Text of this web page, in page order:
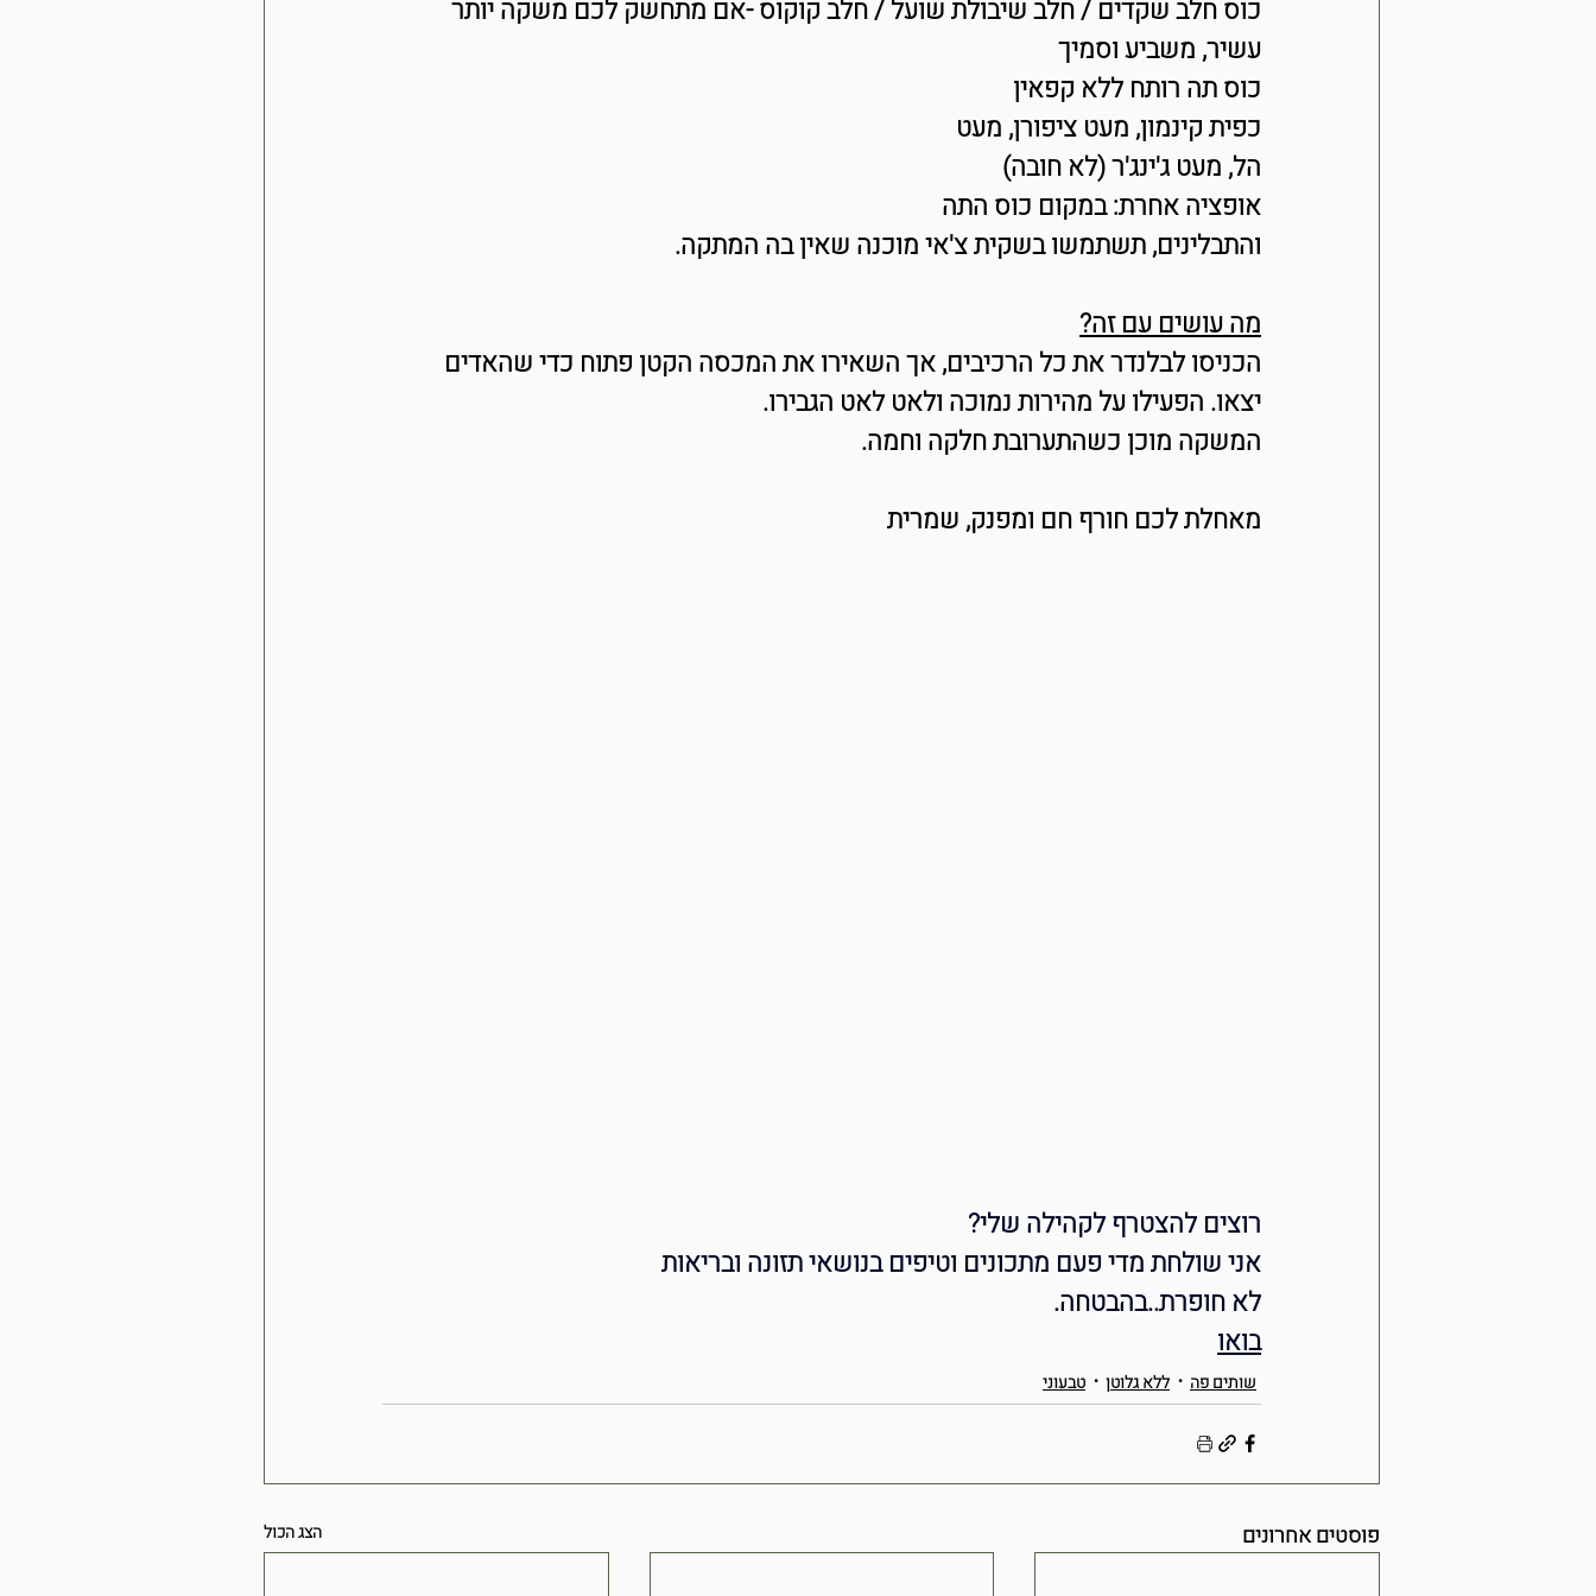
כוס חלב שקדים / חלב שיבולת שועל / חלב קוקוס -אם מתחשק לכם משקה יותר
עשיר, משביע וסמיך
כוס תה רותח ללא קפאין
כפית קינמון, מעט ציפורן, מעט
הל, מעט ג'ינג'ר (לא חובה)
אופציה אחרת: במקום כוס התה
והתבלינים, תשתמשו בשקית צ'אי מוכנה שאין בה המתקה.
מה עושים עם זה?
הכניסו לבלנדר את כל הרכיבים, אך השאירו את המכסה הקטן פתוח כדי שהאדים
יצאו. הפעילו על מהירות נמוכה ולאט לאט הגבירו.
המשקה מוכן כשהתערובת חלקה וחמה.
מאחלת לכם חורף חם ומפנק, שמרית
רוצים להצטרף לקהילה שלי?
אני שולחת מדי פעם מתכונים וטיפים בנושאי תזונה ובריאות
לא חופרת..בהבטחה.
בואו
שותים פה ללא גלוטן טבעוני
פוסטים אחרונים הצג הכול